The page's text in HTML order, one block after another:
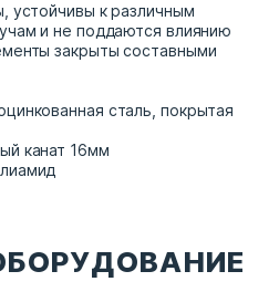
устойчивы к различным
и не поддаются влиянию
закрыты составными
сталь, покрытая
канат 16мм